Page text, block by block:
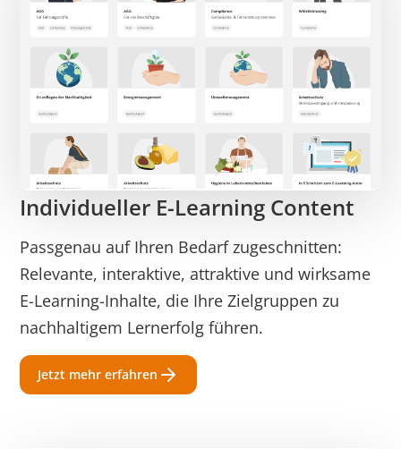
Individueller E-Learning Content
Passgenau auf Ihren Bedarf zugeschnitten:
Relevante, interaktive, attraktive und wirksame
E-Learning-Inhalte, die Ihre Zielgruppen zu
nachhaltigem Lernerfolg führen.
Jetzt mehr erfahren